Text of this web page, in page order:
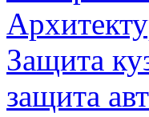
Защита
защита